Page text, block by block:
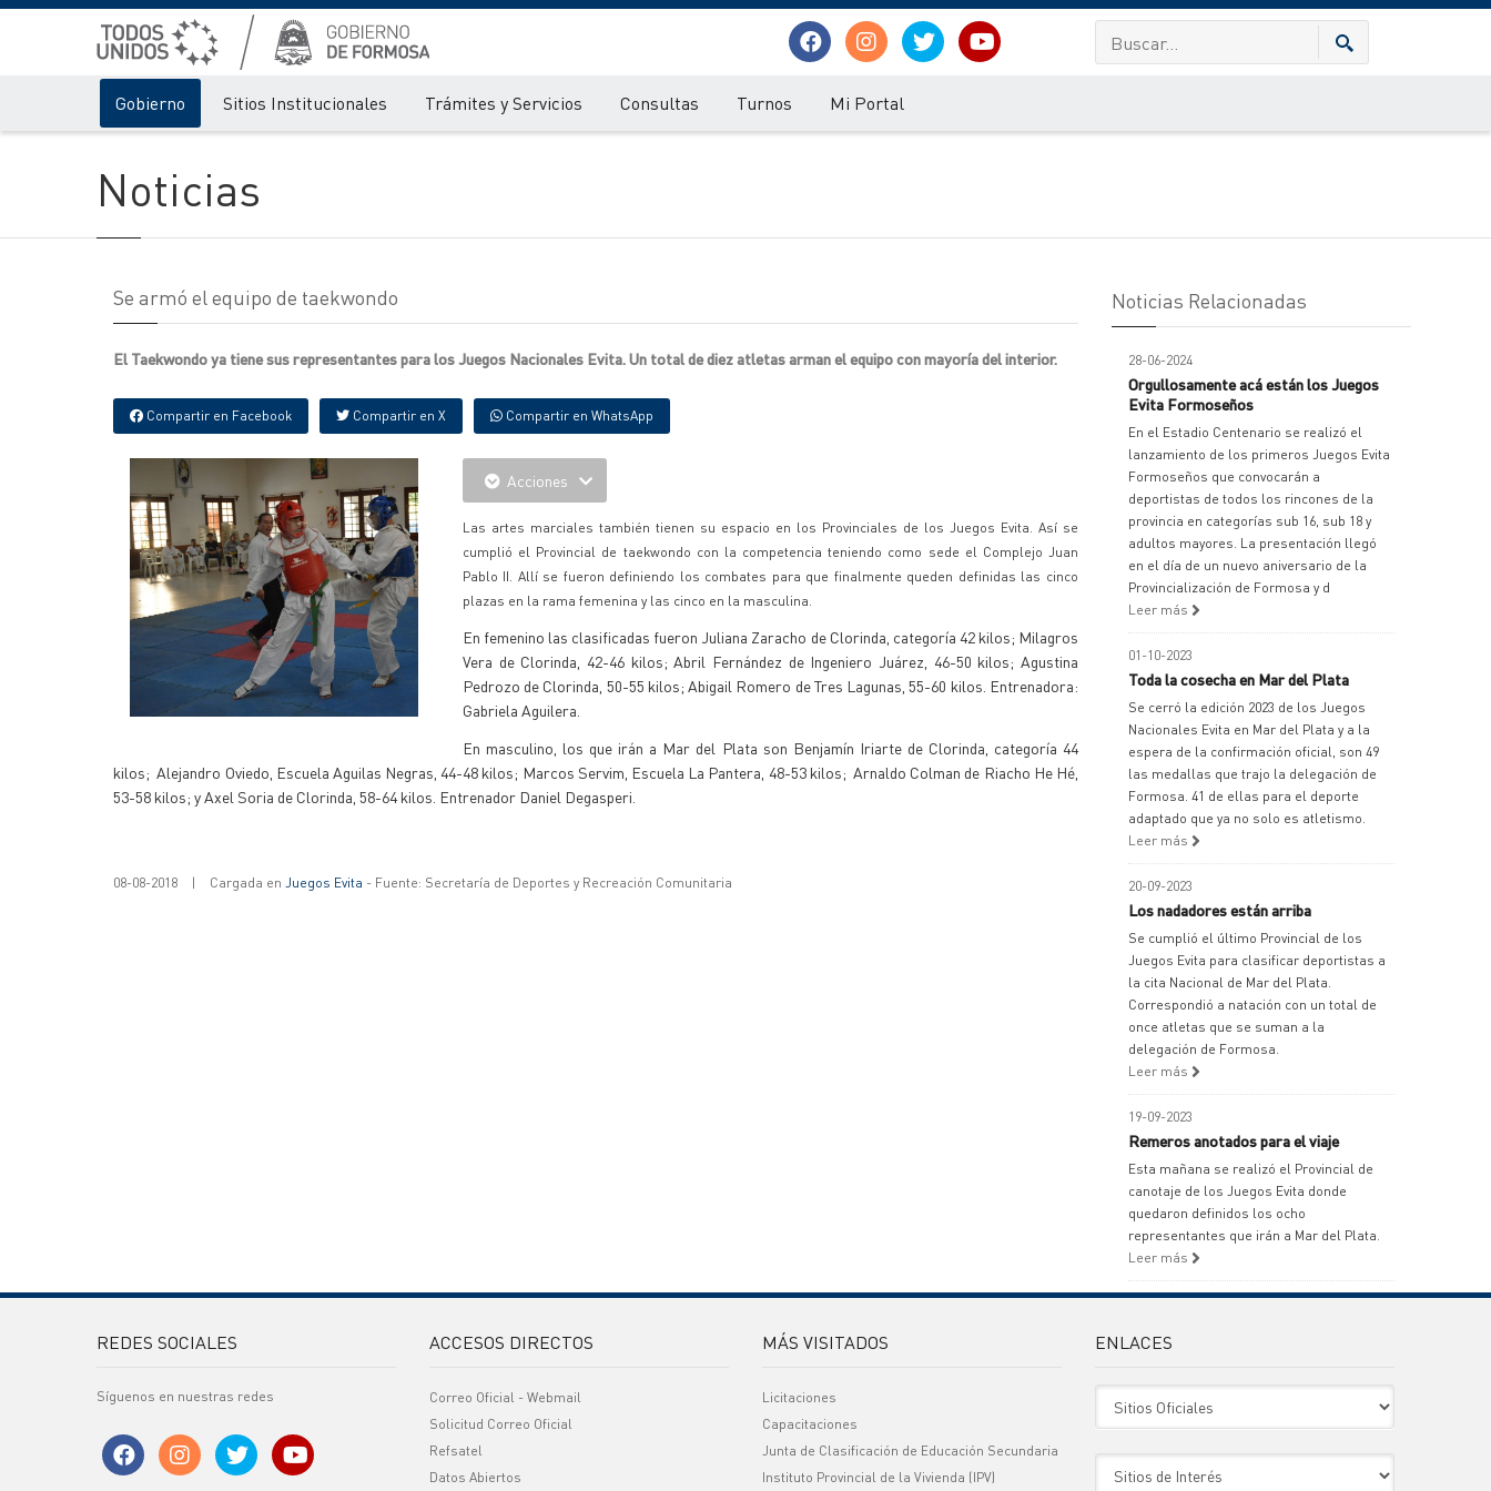
Gobierno Sitios Institucionales Trámites y Servicios Consultas Turnos Mi Portal
Noticias
Se armó el equipo de taekwondo
El Taekwondo ya tiene sus representantes para los Juegos Nacionales Evita. Un total de diez atletas arman el equipo con mayoría del interior.
Compartir en Facebook Compartir en X Compartir en WhatsApp
Acciones
Las artes marciales también tienen su espacio en los Provinciales de los Juegos Evita. Así se
cumplió el Provincial de taekwondo con la competencia teniendo como sede el Complejo Juan
Pablo II. Allí se fueron definiendo los combates para que finalmente queden definidas las cinco
plazas en la rama femenina y las cinco en la masculina.
En femenino las clasificadas fueron Juliana Zaracho de Clorinda, categoría 42 kilos; Milagros
Vera de Clorinda, 42-46 kilos; Abril Fernández de Ingeniero Juárez, 46-50 kilos; Agustina
Pedrozo de Clorinda, 50-55 kilos; Abigail Romero de Tres Lagunas, 55-60 kilos. Entrenadora:
Gabriela Aguilera.
En masculino, los que irán a Mar del Plata son Benjamín Iriarte de Clorinda, categoría 44
kilos; Alejandro Oviedo, Escuela Aguilas Negras, 44-48 kilos; Marcos Servim, Escuela La Pantera, 48-53 kilos; Arnaldo Colman de Riacho He Hé,
53-58 kilos; y Axel Soria de Clorinda, 58-64 kilos. Entrenador Daniel Degasperi.
08-08-2018 | Cargada en Juegos Evita - Fuente: Secretaría de Deportes y Recreación Comunitaria
Noticias Relacionadas
28-06-2024
Orgullosamente acá están los Juegos
Evita Formoseños
En el Estadio Centenario se realizó el
lanzamiento de los primeros Juegos Evita
Formoseños que convocarán a
deportistas de todos los rincones de la
provincia en categorías sub 16, sub 18 y
adultos mayores. La presentación llegó
en el día de un nuevo aniversario de la
Provincialización de Formosa y d
Leer más
01-10-2023
Toda la cosecha en Mar del Plata
Se cerró la edición 2023 de los Juegos
Nacionales Evita en Mar del Plata y a la
espera de la confirmación oficial, son 49
las medallas que trajo la delegación de
Formosa. 41 de ellas para el deporte
adaptado que ya no solo es atletismo.
Leer más
20-09-2023
Los nadadores están arriba
Se cumplió el último Provincial de los
Juegos Evita para clasificar deportistas a
la cita Nacional de Mar del Plata.
Correspondió a natación con un total de
once atletas que se suman a la
delegación de Formosa.
Leer más
19-09-2023
Remeros anotados para el viaje
Esta mañana se realizó el Provincial de
canotaje de los Juegos Evita donde
quedaron definidos los ocho
representantes que irán a Mar del Plata.
Leer más
REDES SOCIALES
Síguenos en nuestras redes
ACCESOS DIRECTOS
Correo Oficial - Webmail
Solicitud Correo Oficial
Refsatel
Datos Abiertos
MÁS VISITADOS
Licitaciones
Capacitaciones
Junta de Clasificación de Educación Secundaria
Instituto Provincial de la Vivienda (IPV)
ENLACES